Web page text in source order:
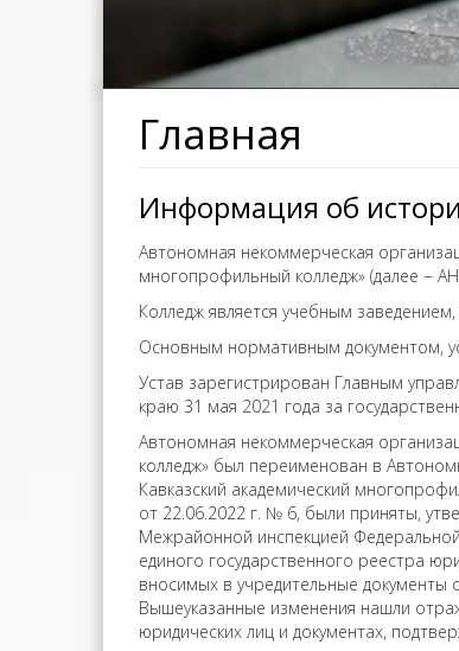
Главная
Информация об
Автономная некоммерческая
многопрофильный колледж» (далее −
Колледж является учебным
Основным нормативным документом,
Устав зарегистрирован Главным
краю 31 мая 2021 года за
Автономная некоммерческая
колледж» был переименован в
Кавказский академический
от 22.06.2022 г. № 6, были приняты,
Межрайонной инспекцией
единого государственного реестра
вносимых в учредительные
Вышеуказанные изменения нашли
юридических лиц и документах,